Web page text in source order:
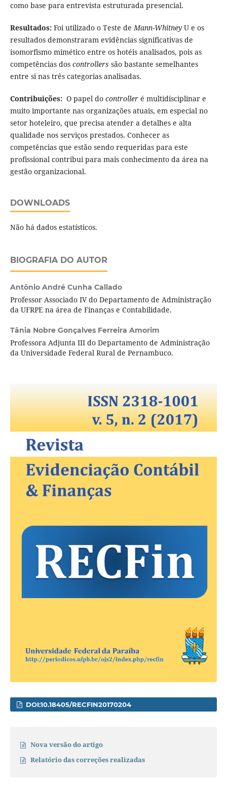
como base para entrevista estruturada presencial.
Resultados:Foi utilizado o Teste deMann-WhitneyU e os
resultados demonstraram evidências significativas de
isomorfismo mimético entre os hotéis analisados, pois as
competências dos controllers são bastante semelhantes
entre si nas três categorias analisadas.
Contribuições:O papel do controller é multidisciplinar e
muito importante nas organizações atuais, em especial no
setor hoteleiro, que precisa atender a detalhes e alta
qualidade nos serviços prestados. Conhecer as
competências que estão sendo requeridas para este
profissional contribui para mais conhecimento da área na
gestão organizacional.
DOWNLOADS
Não há dados estatísticos.
BIOGRAFIA DO AUTOR
Antônio André Cunha Callado
Professor Associado IV do Departamento de Administração
da UFRPE na área de Finanças e Contabilidade.
Tânia Nobre Gonçalves Ferreira Amorim
Professora Adjunta III do Departamento de Administração
da Universidade Federal Rural de Pernambuco.
DOI:10.18405/RECFIN20170204
Nova versão do artigo
Relatório das correções realizadas